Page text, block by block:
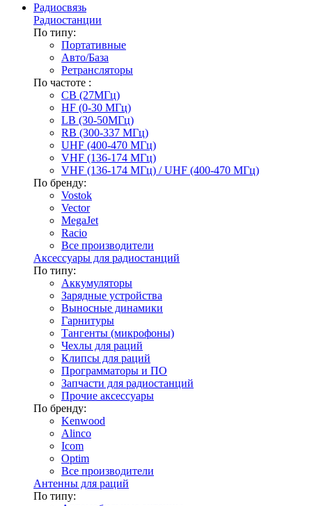
Радиосвязь
Радиостанции
По типу:
Портативные
Авто/База
Ретрансляторы
По частоте :
CB (27МГц)
HF (0-30 МГц)
LB (30-50МГц)
RB (300-337 МГц)
UHF (400-470 МГц)
VHF (136-174 МГц)
VHF (136-174 МГц) / UHF (400-470 МГц)
По бренду:
Vostok
Vector
MegaJet
Racio
Все производители
Аксессуары для радиостанций
По типу:
Аккумуляторы
Зарядные устройства
Выносные динамики
Гарнитуры
Тангенты (микрофоны)
Чехлы для раций
Клипсы для раций
Программаторы и ПО
Запчасти для радиостанций
Прочие аксессуары
По бренду:
Kenwood
Alinco
Icom
Optim
Все производители
Антенны для раций
По типу: